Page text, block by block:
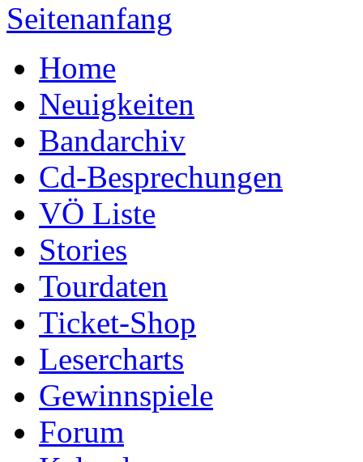
Seitenanfang
Home
Neuigkeiten
Bandarchiv
Cd-Besprechungen
VÖ Liste
Stories
Tourdaten
Ticket-Shop
Lesercharts
Gewinnspiele
Forum